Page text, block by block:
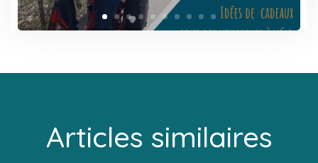
Articles similaires